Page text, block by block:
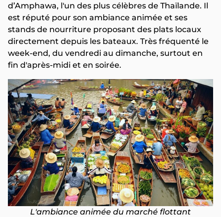
d’Amphawa, l'un des plus célèbres de Thaïlande. Il
est réputé pour son ambiance animée et ses
stands de nourriture proposant des plats locaux
directement depuis les bateaux. Très fréquenté le
week-end, du vendredi au dimanche, surtout en
fin d'après-midi et en soirée.
L'ambiance animée du marché flottant